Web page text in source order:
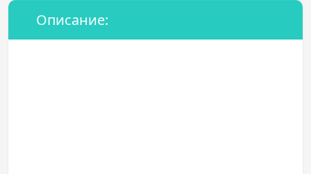
Описание: